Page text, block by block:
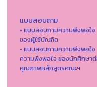
แบบสอบถาม
• แบบสอบถามความพึงพอใจ
ของผู้ใช้บัณฑิต
• แบบสอบถามความพึงพอใจ
ความพึงพอใจ ของนักศึกษา
คุณภาพหลักสูตรคณะฯ